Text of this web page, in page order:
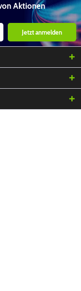
Aktionen
Jetzt anmelden